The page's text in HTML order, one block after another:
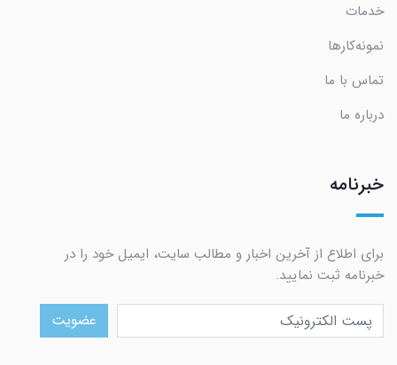
خدمات
نمونه‌کارها
تماس با ما
درباره ما
خبرنامه
برای اطلاع از آخرین اخبار و مطالب سایت، ایمیل خود را در
خبرنامه ثبت نمایید.
عضویت